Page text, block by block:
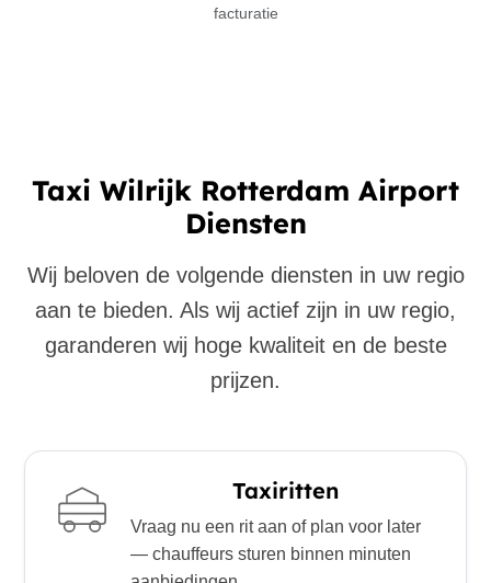
facturatie
Taxi Wilrijk Rotterdam Airport
Diensten
Wij beloven de volgende diensten in uw regio
aan te bieden. Als wij actief zijn in uw regio,
garanderen wij hoge kwaliteit en de beste
prijzen.
Taxiritten
Vraag nu een rit aan of plan voor later
— chauffeurs sturen binnen minuten